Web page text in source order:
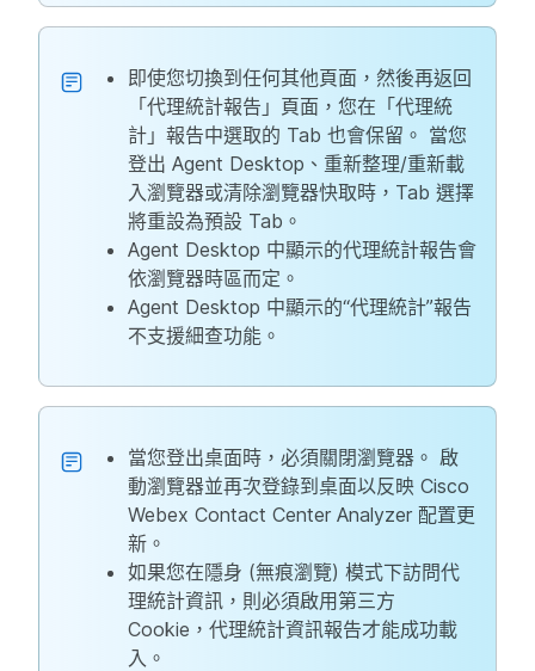
即使您切換到任何其他頁面，然後再返回
「代理統計報告」頁面，您在「代理統
計」報告中選取的 Tab 也會保留。 當您
登出 Agent Desktop、重新整理/重新載
入瀏覽器或清除瀏覽器快取時，Tab 選擇
將重設為預設 Tab。
Agent Desktop 中顯示的代理統計報告會
依瀏覽器時區而定。
Agent Desktop 中顯示的“代理統計”報告
不支援細查功能。
當您登出桌面時，必須關閉瀏覽器。 啟
動瀏覽器並再次登錄到桌面以反映 Cisco
Webex Contact Center Analyzer 配置更
新。
如果您在隱身 (無痕瀏覽) 模式下訪問代
理統計資訊，則必須啟用第三方
Cookie，代理統計資訊報告才能成功載
入。